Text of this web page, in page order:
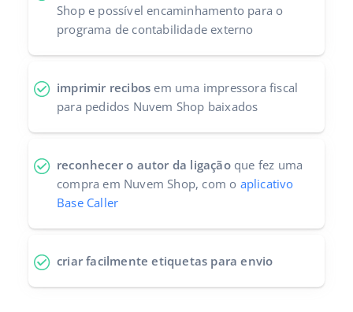
Shop e possível encaminhamento para o
programa de contabilidade externo
imprimir recibos em uma impressora fiscal
para pedidos Nuvem Shop baixados
reconhecer o autor da ligaçãoque fez uma
compra em Nuvem Shop, com o aplicativo
Base Caller
criar facilmente etiquetas para envio